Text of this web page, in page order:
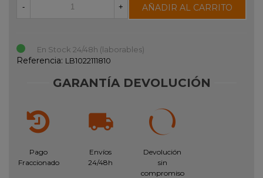
- + AÑADIR AL CARRITO
En Stock 24/48h (laborables)
Referencia: LB1022111810
GARANTÍA DEVOLUCIÓN
Pago
Fraccionado
Envíos
24/48h
Devolución
sin
compromiso